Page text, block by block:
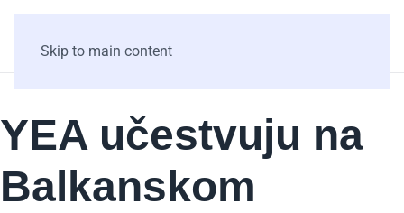
Skip to main content
YEA učestvuju na
Balkanskom